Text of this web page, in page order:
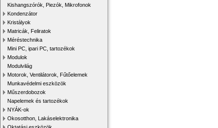
Kishangszórók, Piezók, Mikrofonok
Kondenzátor
Kristályok
Matricák, Feliratok
Méréstechnika
Mini PC, ipari PC, tartozékok
Modulok
Modulvilág
Motorok, Ventilátorok, Fűtőelemek
Munkavédelmi eszközök
Műszerdobozok
Napelemek és tartozékok
NYÁK-ok
Okosotthon, Lakáselektronika